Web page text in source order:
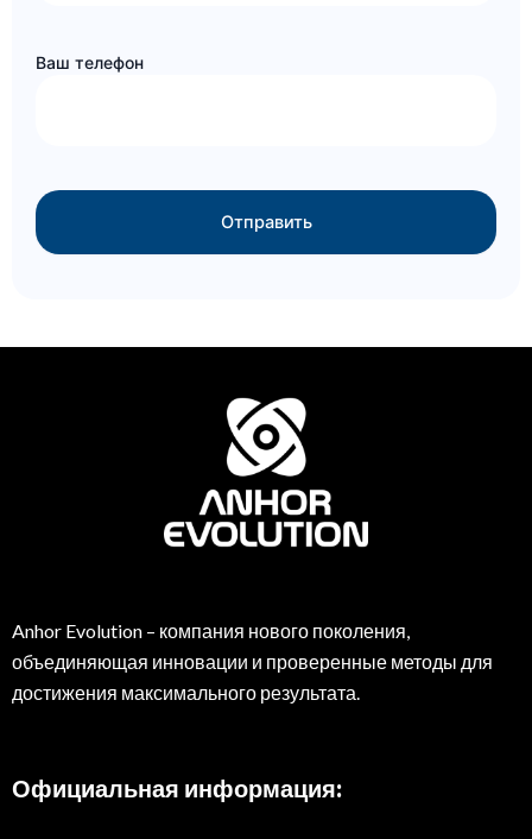
Ваш телефон
Anhor Evolution – компания нового поколения,
объединяющая инновации и проверенные методы для
достижения максимального результата.
Официальная информация: